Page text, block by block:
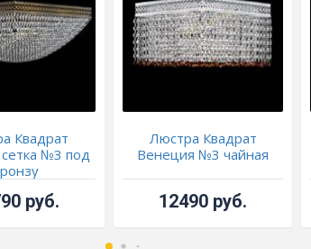
Квадрат
№3 под
руб.
Люстра Квадрат
Венеция №3 чайная
12490 руб.